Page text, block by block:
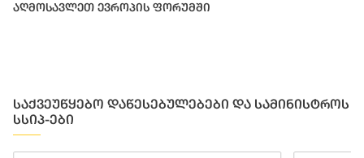
აღმოსავლეთ ევროპის ფორუმში
საქვეუწყებო დაწესებულებები და სამინისტროს
სსიპ-ები